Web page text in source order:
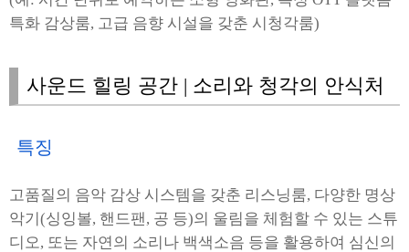
특화 감상룸, 고급 음향 시설을 갖춘 시청각룸)
사운드 힐링 공간 | 소리와 청각의 안식처
특징
고품질의 음악 감상 시스템을 갖춘 리스닝룸, 다양한 명상
악기(싱잉볼, 핸드팬, 공 등)의 울림을 체험할 수 있는 스튜
디오, 또는 자연의 소리나 백색소음 등을 활용하여 심신의